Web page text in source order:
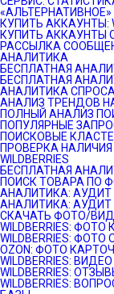
КУПИТЬ АККАУНТЫ:
КУПИТЬ АККАУНТЫ
РАССЫЛКА
АНАЛИТИКА
БЕСПЛАТНАЯ
БЕСПЛАТНАЯ
АНАЛИТИКА СПРОСА
АНАЛИЗ ТРЕНДОВ НА
ПОЛНЫЙ АНАЛИЗ
ПОПУЛЯРНЫЕ
ПОИСКОВЫЕ
ПРОВЕРКА
WILDBERRIES
БЕСПЛАТНАЯ
ПОИСК ТОВАРА ПО
АНАЛИТИКА:
АНАЛИТИКА: АУДИТ
СКАЧАТЬ ФОТО/
WILDBERRIES:
WILDBERRIES:
OZON: ФОТО
WILDBERRIES:
WILDBERRIES:
WILDBERRIES: